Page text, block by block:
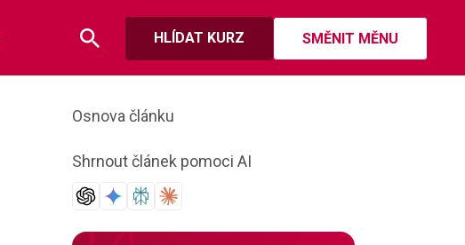
HLÍDAT KURZ SMĚNIT MĚNU
Osnova článku
Shrnout článek pomoci AI